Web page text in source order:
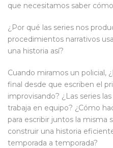
que necesitamos saber
¿Por qué las series nos
procedimientos narrativos
una historia así?
Cuando miramos un policial,
final desde que escriben el
improvisando? ¿Las series
trabaja en equipo? ¿Cómo
para escribir juntos la misma
construir una historia
temporada a temporada?